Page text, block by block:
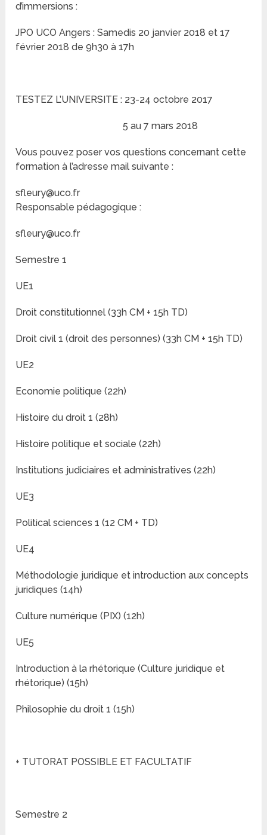
d’immersions :
JPO UCO Angers : Samedis 20 janvier 2018 et 17
février 2018 de 9h30 à 17h
TESTEZ L’UNIVERSITE : 23-24 octobre 2017
5 au 7 mars 2018
Vous pouvez poser vos questions concernant cette
formation à l’adresse mail suivante :
sfleury@uco.fr
Responsable pédagogique :
sfleury@uco.fr
Semestre 1
UE1
Droit constitutionnel (33h CM + 15h TD)
Droit civil 1 (droit des personnes) (33h CM + 15h TD)
UE2
Economie politique (22h)
Histoire du droit 1 (28h)
Histoire politique et sociale (22h)
Institutions judiciaires et administratives (22h)
UE3
Political sciences 1 (12 CM + TD)
UE4
Méthodologie juridique et introduction aux concepts
juridiques (14h)
Culture numérique (PIX) (12h)
UE5
Introduction à la rhétorique (Culture juridique et
rhétorique) (15h)
Philosophie du droit 1 (15h)
+ TUTORAT POSSIBLE ET FACULTATIF
Semestre 2